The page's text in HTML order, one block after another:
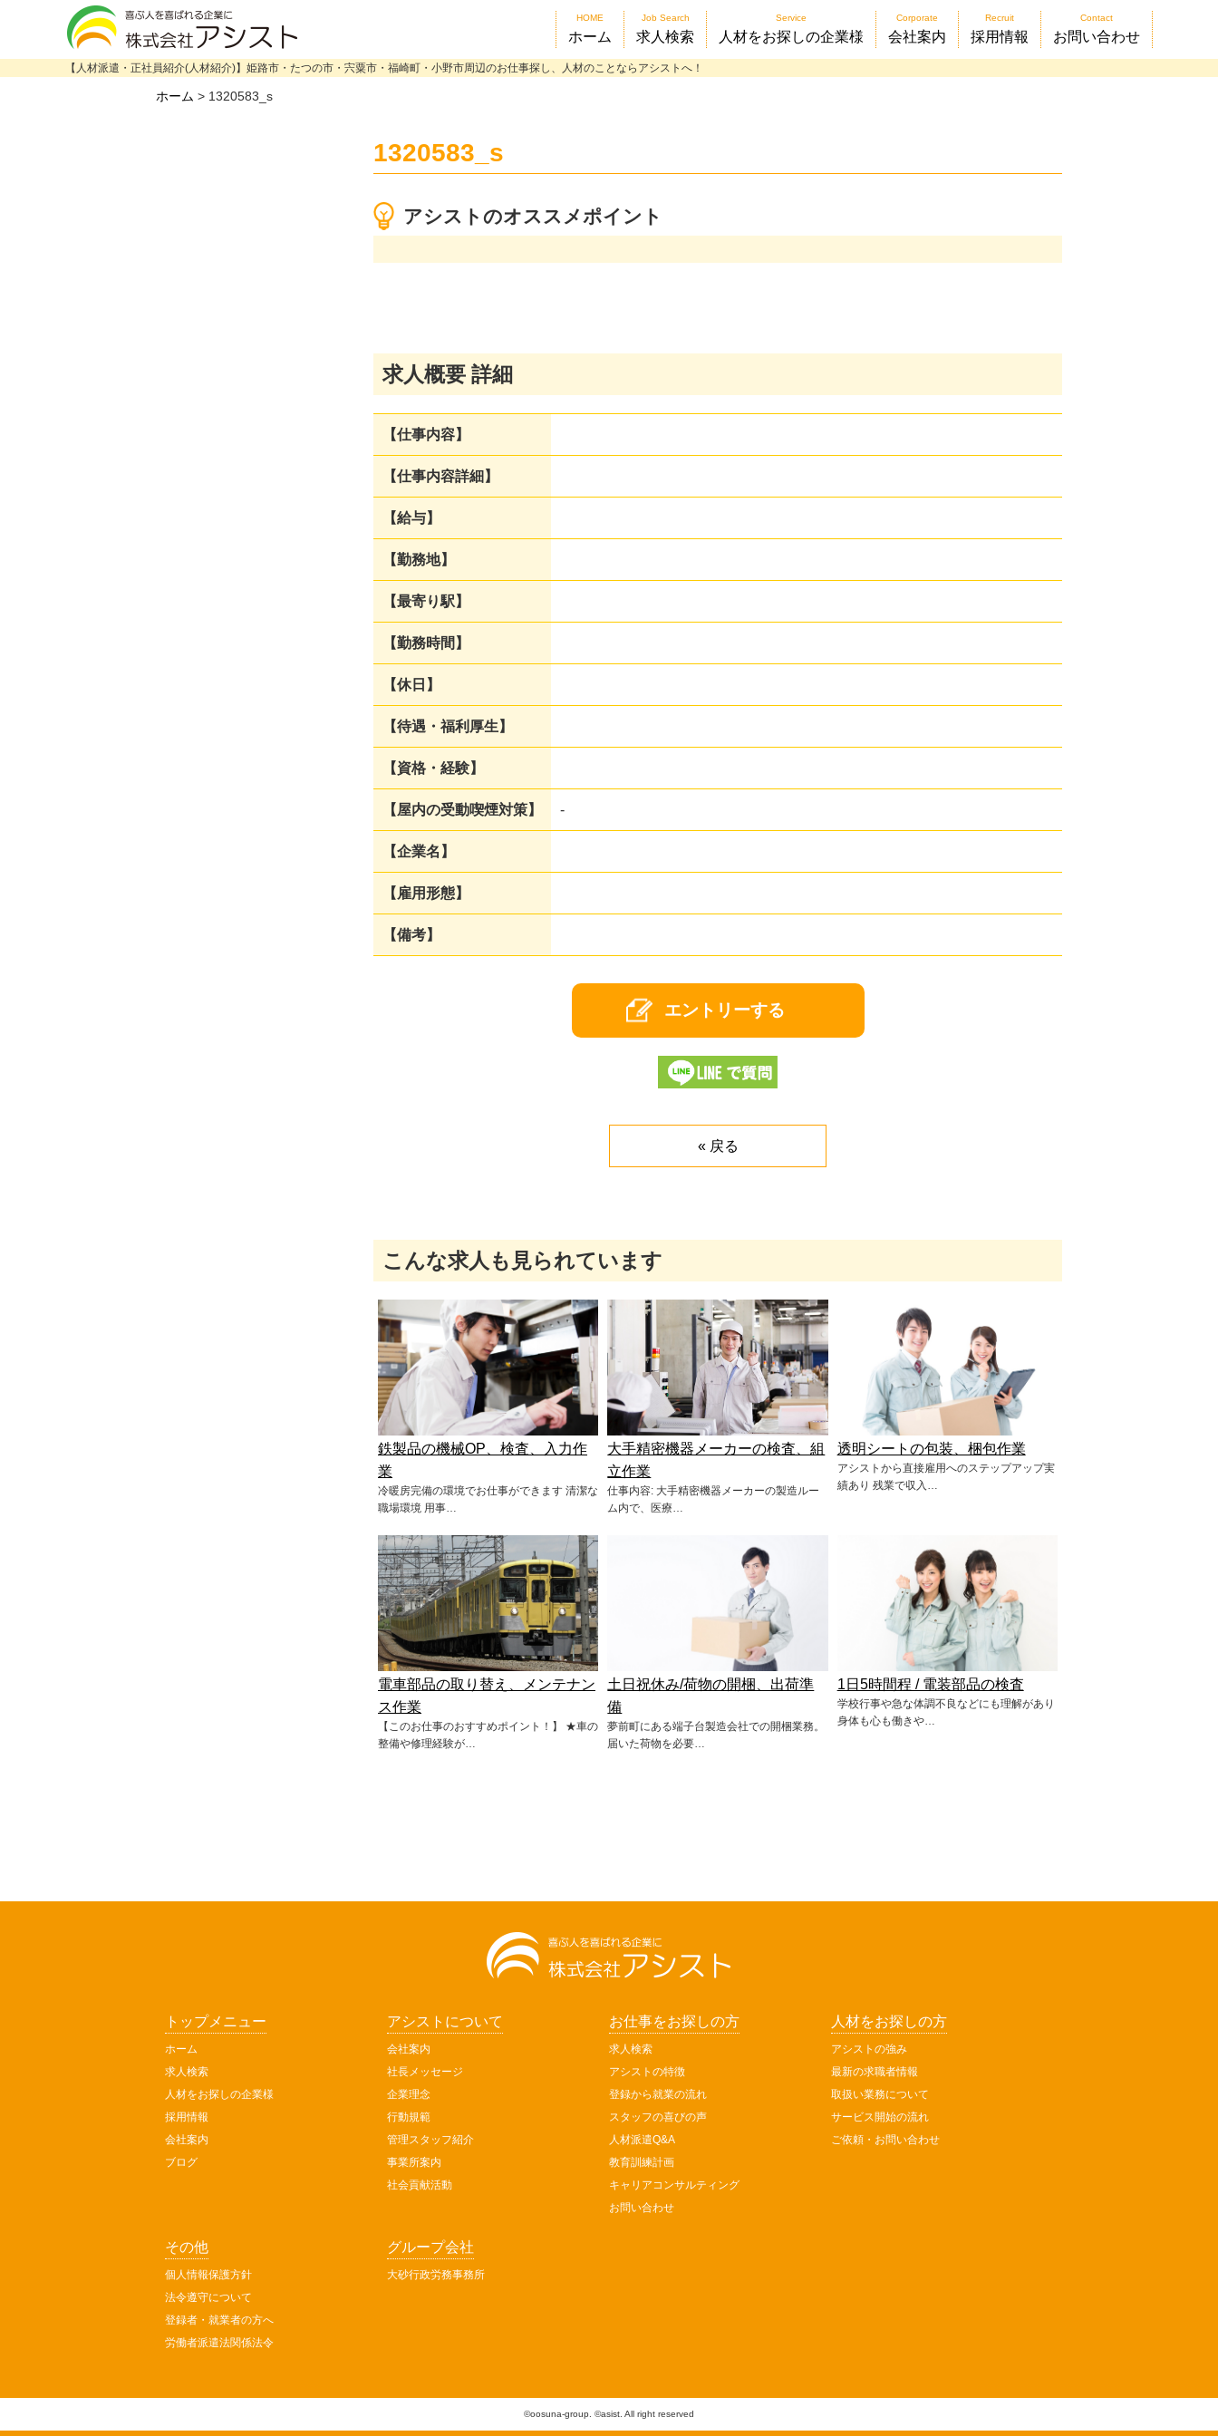
HOME
ホーム
Job Search
求人検索
Service
人材をお探しの企業様
Corporate
会社案内
Recruit
採用情報
Contact
お問い合わせ
【人材派遣・正社員紹介(人材紹介)】姫路市・たつの市・宍粟市・福崎町・小野市周辺のお仕事探し、人材のことならアシストへ！
ホーム > 1320583_s
1320583_s
アシストのオススメポイント
求人概要 詳細
【仕事内容】
【仕事内容詳細】
【給与】
【勤務地】
【最寄り駅】
【勤務時間】
【休日】
【待遇・福利厚生】
【資格・経験】
【屋内の受動喫煙対策】 -
【企業名】
【雇用形態】
【備考】
« 戻る
こんな求人も見られています
鉄製品の機械OP、検査、入力作
業
冷暖房完備の環境でお仕事ができます 清潔な
職場環境 用事…
大手精密機器メーカーの検査、組
立作業
仕事内容: 大手精密機器メーカーの製造ルー
ム内で、医療…
透明シートの包装、梱包作業
アシストから直接雇用へのステップアップ実
績あり 残業で収入…
電車部品の取り替え、メンテナン
ス作業
【このお仕事のおすすめポイント！】 ★車の
整備や修理経験が…
土日祝休み/荷物の開梱、出荷準
備
夢前町にある端子台製造会社での開梱業務。
届いた荷物を必要…
1日5時間程 / 電装部品の検査
学校行事や急な体調不良などにも理解があり
身体も心も働きや…
トップメニュー
ホーム
求人検索
人材をお探しの企業様
採用情報
会社案内
ブログ
アシストについて
会社案内
社長メッセージ
企業理念
行動規範
管理スタッフ紹介
事業所案内
社会貢献活動
お仕事をお探しの方
求人検索
アシストの特徴
登録から就業の流れ
スタッフの喜びの声
人材派遣Q&A
教育訓練計画
キャリアコンサルティング
お問い合わせ
人材をお探しの方
アシストの強み
最新の求職者情報
取扱い業務について
サービス開始の流れ
ご依頼・お問い合わせ
その他
個人情報保護方針
法令遵守について
登録者・就業者の方へ
労働者派遣法関係法令
グループ会社
大砂行政労務事務所
©oosuna-group. ©asist. All right reserved